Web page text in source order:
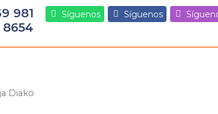
981
8654
Síguenos Síguenos
Diako